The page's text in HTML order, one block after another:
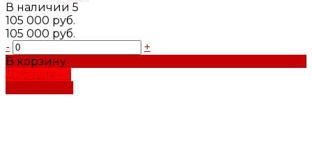
В наличии 5
105 000 руб.
105 000 руб.
-
+
В корзину
Добавлено